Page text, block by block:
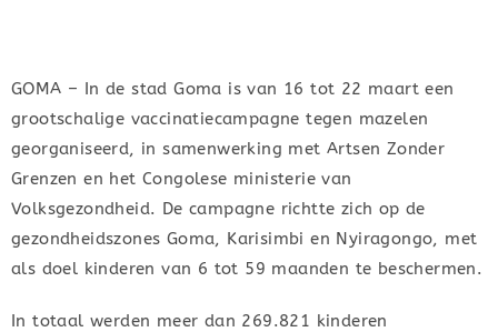
GOMA – In de stad Goma is van 16 tot 22 maart een
grootschalige vaccinatiecampagne tegen mazelen
georganiseerd, in samenwerking met Artsen Zonder
Grenzen en het Congolese ministerie van
Volksgezondheid. De campagne richtte zich op de
gezondheidszones Goma, Karisimbi en Nyiragongo, met
als doel kinderen van 6 tot 59 maanden te beschermen.
In totaal werden meer dan 269.821 kinderen